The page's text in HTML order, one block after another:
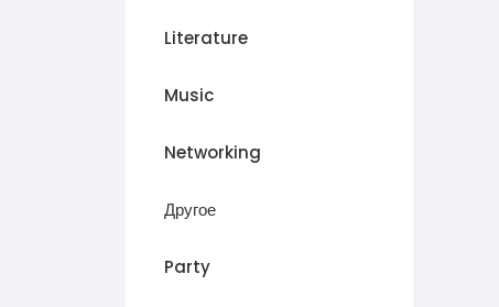
Literature
Music
Networking
Другое
Party